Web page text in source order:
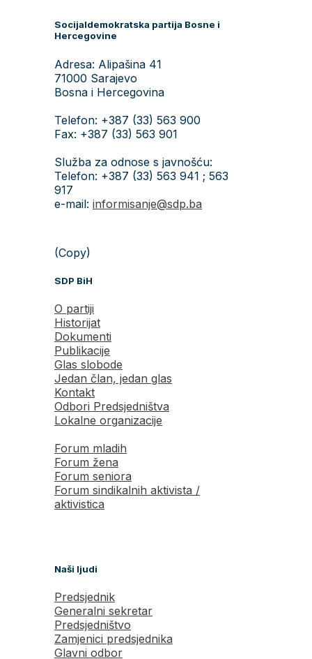
Socijaldemokratska partija Bosne i
Hercegovine
Adresa: Alipašina 41
71000 Sarajevo
Bosna i Hercegovina
Telefon: +387 (33) 563 900
Fax: +387 (33) 563 901
Služba za odnose s javnošću:
Telefon: +387 (33) 563 941 ; 563
917
e-mail: informisanje@sdp.ba
(Copy)
SDP BiH
O partiji
Historijat
Dokumenti
Publikacije
Glas slobode
Jedan član, jedan glas
Kontakt
Odbori Predsjedništva
Lokalne organizacije
Forum mladih
Forum žena
Forum seniora
Forum sindikalnih aktivista /
aktivistica
Naši ljudi
Predsjednik
Generalni sekretar
Predsjedništvo
Zamjenici predsjednika
Glavni odbor